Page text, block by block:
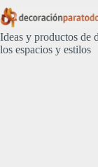
Saltar
al
contenido
Ideas y productos de
los espacios y estilos